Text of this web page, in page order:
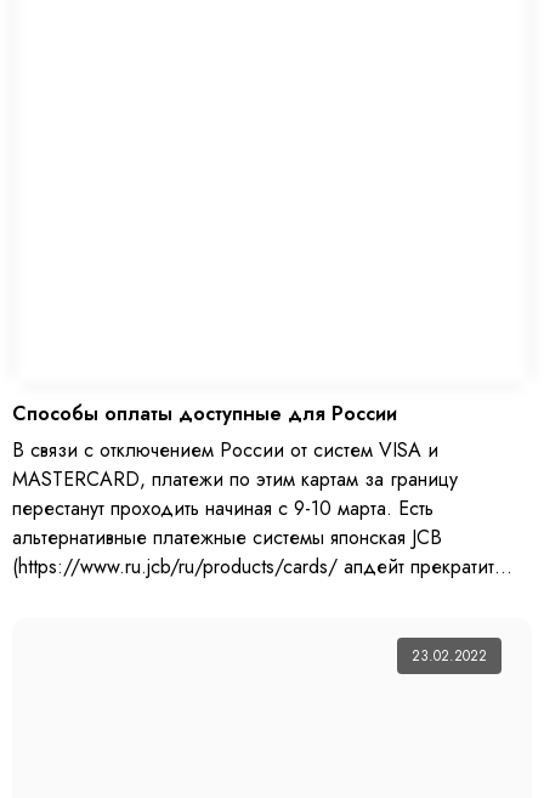
Способы оплаты доступные для России
В связи с отключением России от систем VISA и
MASTERCARD, платежи по этим картам за границу
перестанут проходить начиная с 9-10 марта. Есть
альтернативные платежные системы японская JCB
(https://www.ru.jcb/ru/products/cards/ апдейт прекратит
23.02.2022